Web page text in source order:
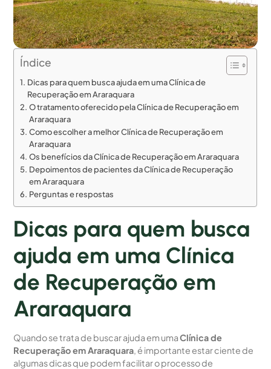
Índice
Dicas para quem busca ajuda em uma Clínica de
Recuperação em Araraquara
O tratamento oferecido pela Clínica de Recuperação em
Araraquara
Como escolher a melhor Clínica de Recuperação em
Araraquara
Os benefícios da Clínica de Recuperação em Araraquara
Depoimentos de pacientes da Clínica de Recuperação
em Araraquara
Perguntas e respostas
Dicas para quem busca
ajuda em uma Clínica
de Recuperação em
Araraquara
Quando se trata de buscar ajuda em umaClínica de
Recuperação em Araraquara, é importante estar ciente de
algumas dicas que podem facilitar o processo de